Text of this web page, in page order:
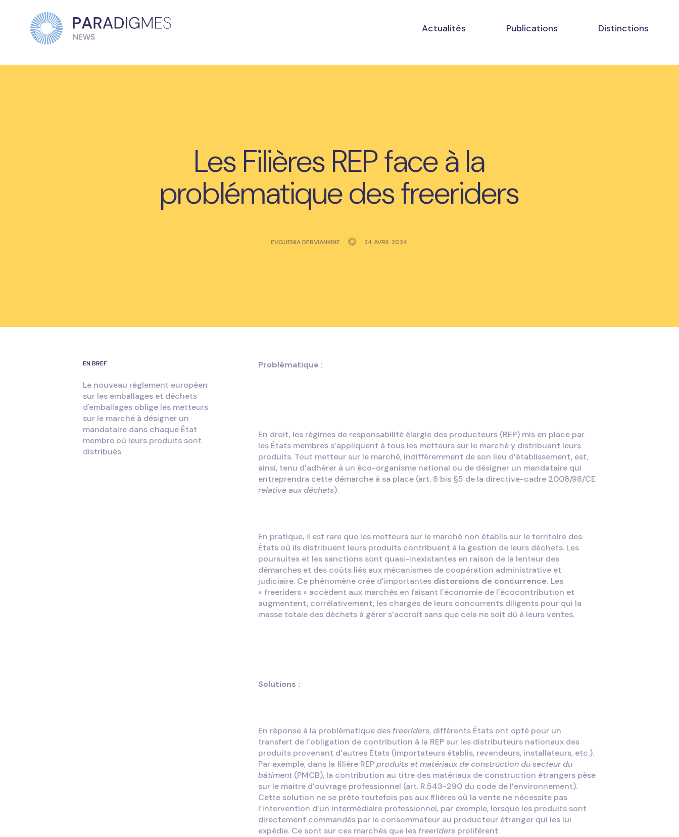
Actualités Publications Distinctions
Les Filières REP face à la
problématique des freeriders
EVGUENIA DERVIANKINE 24 AVRIL 2024
EN BREF
Le nouveau règlement européen
sur les emballages et déchets
d'emballages oblige les metteurs
sur le marché à désigner un
mandataire dans chaque État
membre où leurs produits sont
distribués
Problématique :
En droit, les régimes de responsabilité élargie des producteurs (REP) mis en place par
les États membres s’appliquent à tous les metteurs sur le marché y distribuant leurs
produits. Tout metteur sur le marché, indifféremment de son lieu d’établissement, est,
ainsi, tenu d’adhérer à un éco-organisme national ou de désigner un mandataire qui
entreprendra cette démarche à sa place (art. 8 bis §5 de la directive-cadre 2008/98/CE
relative aux déchets).
En pratique, il est rare que les metteurs sur le marché non établis sur le territoire des
États où ils distribuent leurs produits contribuent à la gestion de leurs déchets. Les
poursuites et les sanctions sont quasi-inexistantes en raison de la lenteur des
démarches et des coûts liés aux mécanismes de coopération administrative et
judiciaire. Ce phénomène crée d’importantes distorsions de concurrence. Les
« freeriders » accèdent aux marchés en faisant l’économie de l’écocontribution et
augmentent, corrélativement, les charges de leurs concurrents diligents pour qui la
masse totale des déchets à gérer s‘accroit sans que cela ne soit dû à leurs ventes.
Solutions :
En réponse à la problématique des freeriders, différents États ont opté pour un
transfert de l’obligation de contribution à la REP sur les distributeurs nationaux des
produits provenant d’autres États (importateurs établis, revendeurs, installateurs, etc.).
Par exemple, dans la filière REPproduits et matériaux de construction du secteur du
bâtiment(PMCB), la contribution au titre des matériaux de construction étrangers pèse
sur le maitre d’ouvrage professionnel (art. R.543-290 du code de l’environnement).
Cette solution ne se prête toutefois pas aux filières où la vente ne nécessite pas
l’intervention d’un intermédiaire professionnel, par exemple, lorsque les produits sont
directement commandés par le consommateur au producteur étranger qui les lui
expédie. Ce sont sur ces marchés que les freeridersprolifèrent.